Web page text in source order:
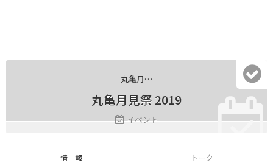
丸亀月…
丸亀月見祭 2019
イベント
情 報 トーク